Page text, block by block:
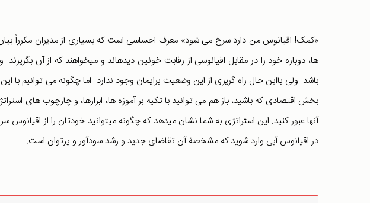
«کمک! اقیانوس من دارد سرخ می‏ شود» معرف احساسی است که بسیاری از مدیران مکرراً بیان
ها، دوباره خود را در مقابل اقیانوسی از رقابت خونین دیده‏اند و می‏خواهند که از آن
باشد. ولی بااین‏ حال راه ‏گریزی از این وضعیت برایمان وجود ندارد. اما چگونه می‏ توانیم
بخش اقتصادی که باشید، باز هم می‏ توانید با تکیه بر آموزه‏ ها، ابزارها، و چارچوب‏ های
آنها عبور کنید. این استراتژی به شما نشان می‏دهد که چگونه می‏توانید خودتان را از اقیانوس
در اقیانوس آبی وارد شوید که مشخصۀ آن تقاضای جدید و رشد سودآور و پرتوان است.